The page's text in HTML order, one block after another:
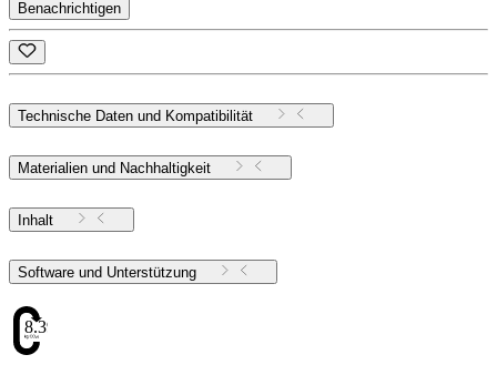
Benachrichtigen
Technische Daten und Kompatibilität
Materialien und Nachhaltigkeit
Inhalt
Software und Unterstützung
8.39